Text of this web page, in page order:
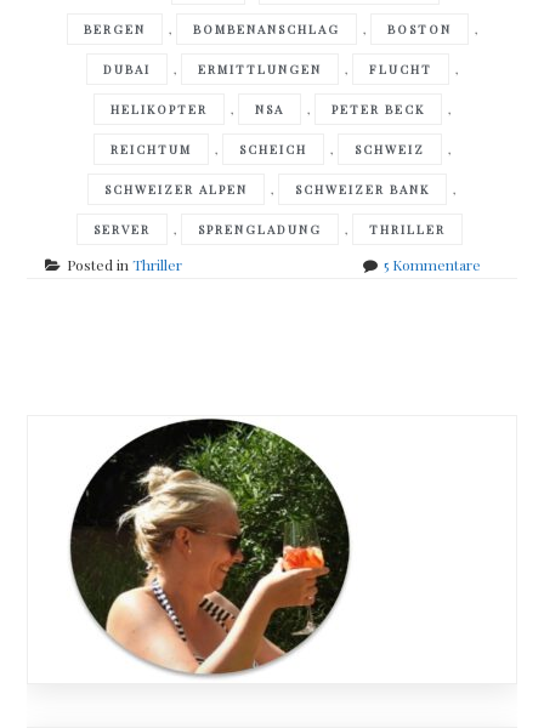
BERGEN , BOMBENANSCHLAG , BOSTON ,
DUBAI , ERMITTLUNGEN , FLUCHT ,
HELIKOPTER , NSA , PETER BECK ,
REICHTUM , SCHEICH , SCHWEIZ ,
SCHWEIZER ALPEN , SCHWEIZER BANK ,
SERVER , SPRENGLADUNG , THRILLER
Posted inThriller 5 Kommentarezu
navigation